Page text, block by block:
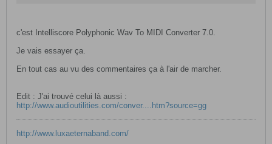
c'est Intelliscore Polyphonic Wav To MIDI Converter 7.0.
Je vais essayer ça.
En tout cas au vu des commentaires ça à l'air de marcher.
Edit : J'ai trouvé celui là aussi :
http://www.audioutilities.com/conver....htm?source=gg
http://www.luxaeternaband.com/